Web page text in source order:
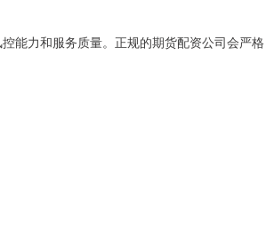
能力和服务质量。正规的期货配资公司会严格